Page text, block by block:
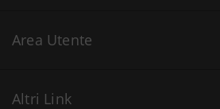
Area Utente
Altri Link